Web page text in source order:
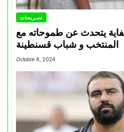
تصريحات
يتحدث عن طموحاته مع
المنتخب و شباب قسنطينة
Octobre 8, 2024